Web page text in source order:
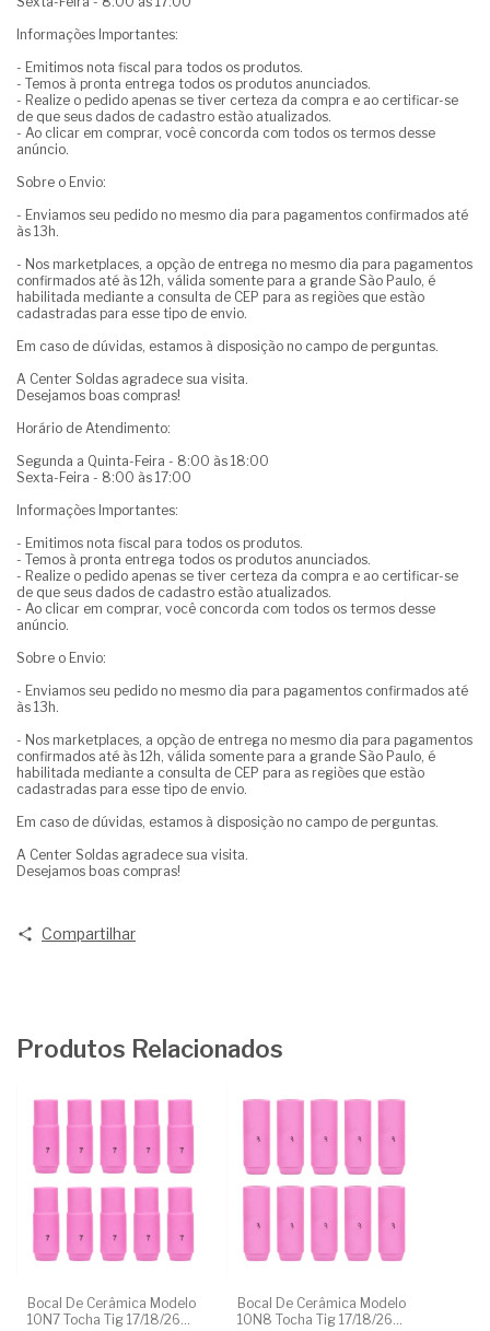
Informações Importantes:
- Emitimos nota fiscal para todos os produtos.
- Temos à pronta entrega todos os produtos anunciados.
- Realize o pedido apenas se tiver certeza da compra e ao certificar-se
de que seus dados de cadastro estão atualizados.
- Ao clicar em comprar, você concorda com todos os termos desse
anúncio.
Sobre o Envio:
- Enviamos seu pedido no mesmo dia para pagamentos confirmados até
às 13h.
- Nos marketplaces, a opção de entrega no mesmo dia para pagamentos
confirmados até às 12h, válida somente para a grande São Paulo, é
habilitada mediante a consulta de CEP para as regiões que estão
cadastradas para esse tipo de envio.
Em caso de dúvidas, estamos à disposição no campo de perguntas.
A Center Soldas agradece sua visita.
Desejamos boas compras!
Horário de Atendimento:
Segunda a Quinta-Feira - 8:00 às 18:00
Sexta-Feira - 8:00 às 17:00
Informações Importantes:
- Emitimos nota fiscal para todos os produtos.
- Temos à pronta entrega todos os produtos anunciados.
- Realize o pedido apenas se tiver certeza da compra e ao certificar-se
de que seus dados de cadastro estão atualizados.
- Ao clicar em comprar, você concorda com todos os termos desse
anúncio.
Sobre o Envio:
- Enviamos seu pedido no mesmo dia para pagamentos confirmados até
às 13h.
- Nos marketplaces, a opção de entrega no mesmo dia para pagamentos
confirmados até às 12h, válida somente para a grande São Paulo, é
habilitada mediante a consulta de CEP para as regiões que estão
cadastradas para esse tipo de envio.
Em caso de dúvidas, estamos à disposição no campo de perguntas.
A Center Soldas agradece sua visita.
Desejamos boas compras!
Compartilhar
Produtos Relacionados
Bocal De Cerâmica Modelo
10N7 Tocha Tig 17/18/26
Bocal De Cerâmica Modelo
10N8 Tocha Tig 17/18/26